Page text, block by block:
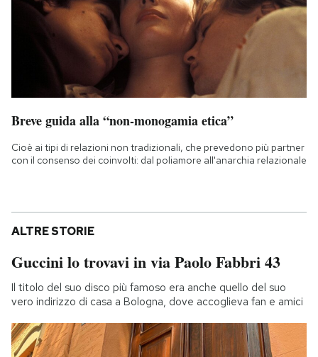
Breve guida alla “non-monogamia etica”
Cioè ai tipi di relazioni non tradizionali, che prevedono più partner
con il consenso dei coinvolti: dal poliamore all'anarchia relazionale
ALTRE STORIE
Guccini lo trovavi in via Paolo Fabbri 43
Il titolo del suo disco più famoso era anche quello del suo
vero indirizzo di casa a Bologna, dove accoglieva fan e amici